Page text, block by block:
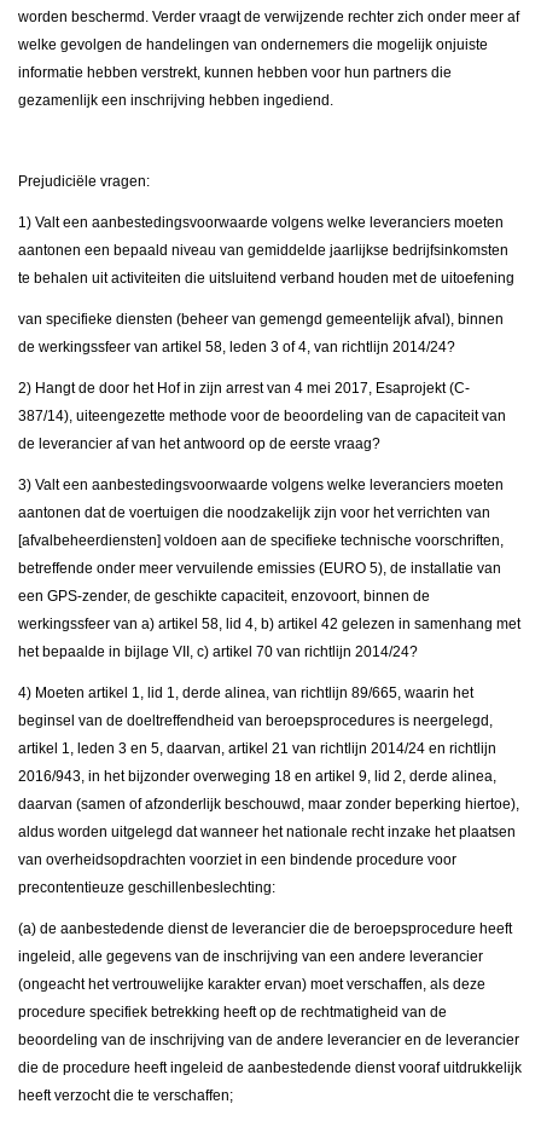
worden beschermd. Verder vraagt de verwijzende rechter zich onder meer af
welke gevolgen de handelingen van ondernemers die mogelijk onjuiste
informatie hebben verstrekt, kunnen hebben voor hun partners die
gezamenlijk een inschrijving hebben ingediend.
Prejudiciële vragen:
1) Valt een aanbestedingsvoorwaarde volgens welke leveranciers moeten
aantonen een bepaald niveau van gemiddelde jaarlijkse bedrijfsinkomsten
te behalen uit activiteiten die uitsluitend verband houden met de uitoefening
van specifieke diensten (beheer van gemengd gemeentelijk afval), binnen
de werkingssfeer van artikel 58, leden 3 of 4, van richtlijn 2014/24?
2) Hangt de door het Hof in zijn arrest van 4 mei 2017, Esaprojekt (C-
387/14), uiteengezette methode voor de beoordeling van de capaciteit van
de leverancier af van het antwoord op de eerste vraag?
3) Valt een aanbestedingsvoorwaarde volgens welke leveranciers moeten
aantonen dat de voertuigen die noodzakelijk zijn voor het verrichten van
[afvalbeheerdiensten] voldoen aan de specifieke technische voorschriften,
betreffende onder meer vervuilende emissies (EURO 5), de installatie van
een GPS-zender, de geschikte capaciteit, enzovoort, binnen de
werkingssfeer van a) artikel 58, lid 4, b) artikel 42 gelezen in samenhang met
het bepaalde in bijlage VII, c) artikel 70 van richtlijn 2014/24?
4) Moeten artikel 1, lid 1, derde alinea, van richtlijn 89/665, waarin het
beginsel van de doeltreffendheid van beroepsprocedures is neergelegd,
artikel 1, leden 3 en 5, daarvan, artikel 21 van richtlijn 2014/24 en richtlijn
2016/943, in het bijzonder overweging 18 en artikel 9, lid 2, derde alinea,
daarvan (samen of afzonderlijk beschouwd, maar zonder beperking hiertoe),
aldus worden uitgelegd dat wanneer het nationale recht inzake het plaatsen
van overheidsopdrachten voorziet in een bindende procedure voor
precontentieuze geschillenbeslechting:
(a) de aanbestedende dienst de leverancier die de beroepsprocedure heeft
ingeleid, alle gegevens van de inschrijving van een andere leverancier
(ongeacht het vertrouwelijke karakter ervan) moet verschaffen, als deze
procedure specifiek betrekking heeft op de rechtmatigheid van de
beoordeling van de inschrijving van de andere leverancier en de leverancier
die de procedure heeft ingeleid de aanbestedende dienst vooraf uitdrukkelijk
heeft verzocht die te verschaffen;